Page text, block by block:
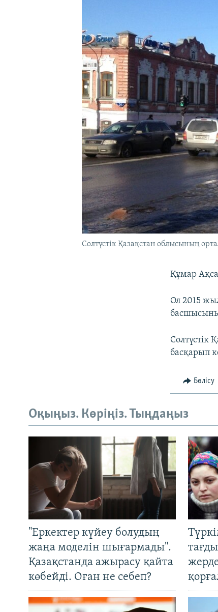
Солтүстік Қазақстан облысының
Құмар
Ол 2015
Солтүстік
басқарып
Бөлісу
Оқыңыз. Көріңіз. Тыңдаңыз
"Еркектер күйеу болудың
жаңа моделін шығармады".
Қазақстанда ажырасу қайта
көбейді. Оған не себеп?